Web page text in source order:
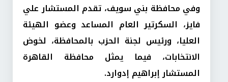
وفي محافظة بني سويف، تقدم المستشار علي
فايز، السكرتير العام المساعد وعضو الهيئة
العليا، ورئيس لجنة الحزب بالمحافظة، لخوض
الانتخابات، فيما يمثل محافظة القاهرة
المستشار إبراهيم إدوارد.